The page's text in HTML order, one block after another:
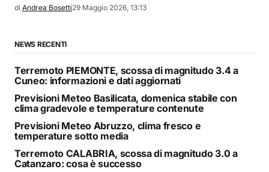
di Andrea Bosetti29 Maggio 2026, 13:13
NEWS RECENTI
Terremoto PIEMONTE, scossa di magnitudo 3.4 a
Cuneo: informazioni e dati aggiornati
Previsioni Meteo Basilicata, domenica stabile con
clima gradevole e temperature contenute
Previsioni Meteo Abruzzo, clima fresco e
temperature sotto media
Terremoto CALABRIA, scossa di magnitudo 3.0 a
Catanzaro: cosa è successo